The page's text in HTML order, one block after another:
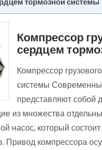
Компрессор
сердцем
Компрессор
системы
представляют собой
из множества
насос, который состоит
Привод компрессора